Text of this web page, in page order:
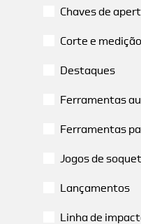
Chaves de
Corte e medição
Destaques
Ferramentas
Ferramentas
Jogos de
Lançamentos
Linha de